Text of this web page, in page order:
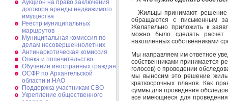
Аукцион на право заключения
договора аренды недвижимого
имущества
Реестр муниципальных
маршрутов
Муниципальная комиссия по
делам несовершеннолетних
Антинаркотическая комиссия
Опека и попечительство
Обучение иностранных граждан
ОСФР по Архангельской
области и НАО
Поддержка участникам СВО
Укрепление общественного
– Жильцы принимают решение
обращаются с письменным
Желательно приложить к
можно было сделать расчет
накопленных собственниками
Мы направляем им ответное
собственниками принимается
голосов) о проведении
мы выносим это решение
краткосрочных планов. Как
суммы для проведения
все имеющиеся для проведения